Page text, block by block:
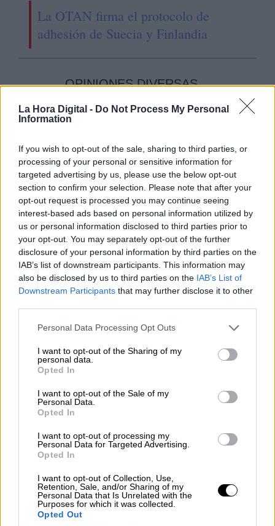
La Hora Digital - Do Not Process My Personal
Information
If you wish to opt-out of the sale, sharing to third parties, or
processing of your personal or sensitive information for
targeted advertising by us, please use the below opt-out
section to confirm your selection. Please note that after your
opt-out request is processed you may continue seeing
interest-based ads based on personal information utilized by
us or personal information disclosed to third parties prior to
your opt-out. You may separately opt-out of the further
disclosure of your personal information by third parties on the
IAB’s list of downstream participants. This information may
also be disclosed by us to third parties on the IAB’s List of
Downstream Participants that may further disclose it to other
Personal Data Processing Opt Outs
I want to opt-out of the Sharing of my
personal data.
Opted In
I want to opt-out of the Sale of my
Personal Data.
Opted In
I want to opt-out of processing my
Personal Data for Targeted Advertising.
Opted In
I want to opt-out of Collection, Use,
Retention, Sale, and/or Sharing of my
Personal Data that Is Unrelated with the
Purposes for which it was collected.
Opted Out
La OTAN firma el protocolo de
adhesión de Suecia y Finlandia
OPINIONES DIVERSAS
una tercera guerra mundial?
Por Álvaro Frutos Rosado y Gabinete
Geopolítica de Crisis
Suelta y confía
Por María Comesaña
Votantes y votados
Por Juan Manuel Beltrán
El Conflicto de Oriente Medio:
Un Nuevo Orden Autoritario
Por Álvaro Frutos Rosado y Gabinete
Geopolítica de Crisis
Reconquista leonesa
Clara Campoamor: Mi sueño,
mi pesadilla
Por María Pérez Herrero